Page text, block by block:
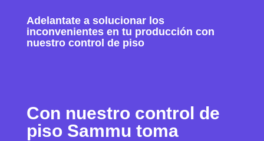
Adelantate a solucionar los
inconvenientes en tu producción con
nuestro control de piso
Con nuestro control de
piso Sammu toma